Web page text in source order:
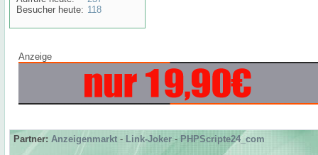
Besucher heute: 118
Anzeige
Partner: Anzeigenmarkt - Link-Joker - PHPScripte24_com